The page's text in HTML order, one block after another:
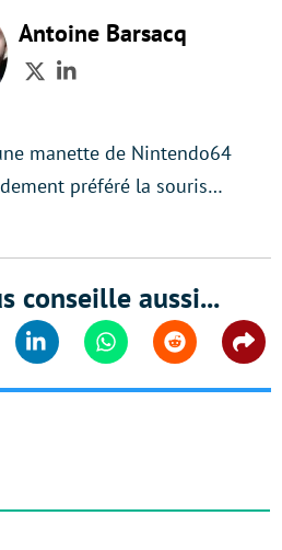
Antoine Barsacq
TwitterLinkedIn
manette de Nintendo64
préféré la souris…
conseille aussi...
Linkedin WhatsappReddit